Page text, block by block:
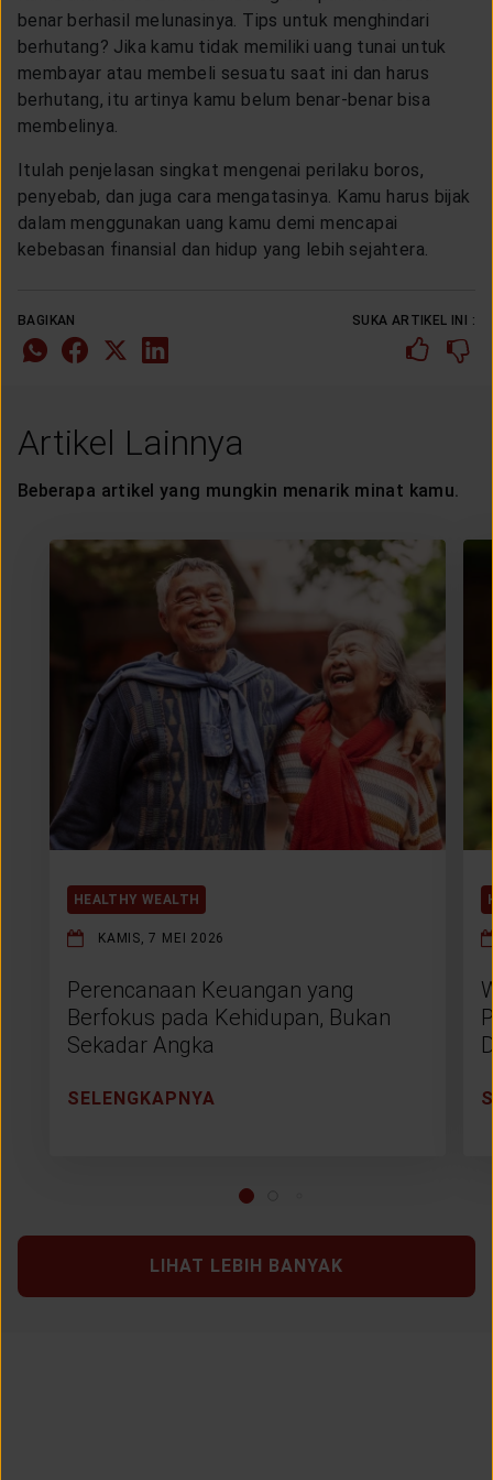
benar berhasil melunasinya. Tips untuk menghindari
berhutang? Jika kamu tidak memiliki uang tunai untuk
membayar atau membeli sesuatu saat ini dan harus
berhutang, itu artinya kamu belum benar-benar bisa
membelinya.
Itulah penjelasan singkat mengenai perilaku boros,
penyebab, dan juga cara mengatasinya. Kamu harus bijak
dalam menggunakan uang kamu demi mencapai
kebebasan finansial dan hidup yang lebih sejahtera.
BAGIKAN SUKA ARTIKEL INI :
Artikel Lainnya
Beberapa artikel yang mungkin menarik minat kamu.
HEALTHY WEALTH
KAMIS, 7 MEI 2026
Perencanaan Keuangan yang
Berfokus pada Kehidupan, Bukan
Sekadar Angka
SELENGKAPNYA
LIHAT LEBIH BANYAK